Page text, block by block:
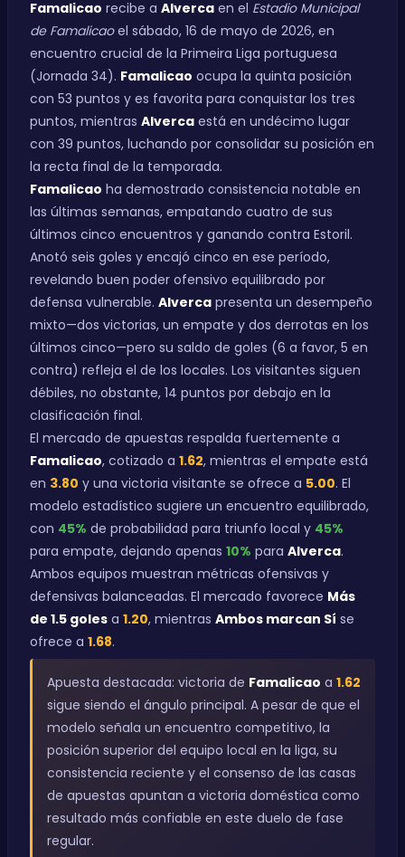
Famalicao recibe a Alverca en el Estadio Municipal
de Famalicaoel sábado, 16 de mayo de 2026, en
encuentro crucial de la Primeira Liga portuguesa
(Jornada 34). Famalicao ocupa la quinta posición
con 53 puntos y es favorita para conquistar los tres
puntos, mientras Alverca está en undécimo lugar
con 39 puntos, luchando por consolidar su posición en
la recta final de la temporada.
Famalicao ha demostrado consistencia notable en
las últimas semanas, empatando cuatro de sus
últimos cinco encuentros y ganando contra Estoril.
Anotó seis goles y encajó cinco en ese período,
revelando buen poder ofensivo equilibrado por
defensa vulnerable. Alverca presenta un desempeño
mixto—dos victorias, un empate y dos derrotas en los
últimos cinco—pero su saldo de goles (6 a favor, 5 en
contra) refleja el de los locales. Los visitantes siguen
débiles, no obstante, 14 puntos por debajo en la
clasificación final.
El mercado de apuestas respalda fuertemente a
Famalicao, cotizado a 1.62, mientras el empate está
en 3.80 y una victoria visitante se ofrece a 5.00. El
modelo estadístico sugiere un encuentro equilibrado,
con 45% de probabilidad para triunfo local y 45%
para empate, dejando apenas 10% para Alverca.
Ambos equipos muestran métricas ofensivas y
defensivas balanceadas. El mercado favorece Más
de 1.5 goles a 1.20, mientras Ambos marcan Sí se
ofrece a 1.68.
Apuesta destacada: victoria de Famalicao a 1.62
sigue siendo el ángulo principal. A pesar de que el
modelo señala un encuentro competitivo, la
posición superior del equipo local en la liga, su
consistencia reciente y el consenso de las casas
de apuestas apuntan a victoria doméstica como
resultado más confiable en este duelo de fase
regular.